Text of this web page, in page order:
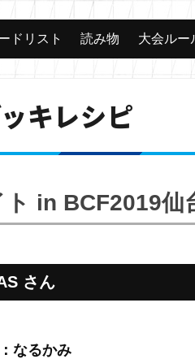
ドリスト 読み物 大会ルー
キレシピ
in BCF2019仙
さん
なるかみ